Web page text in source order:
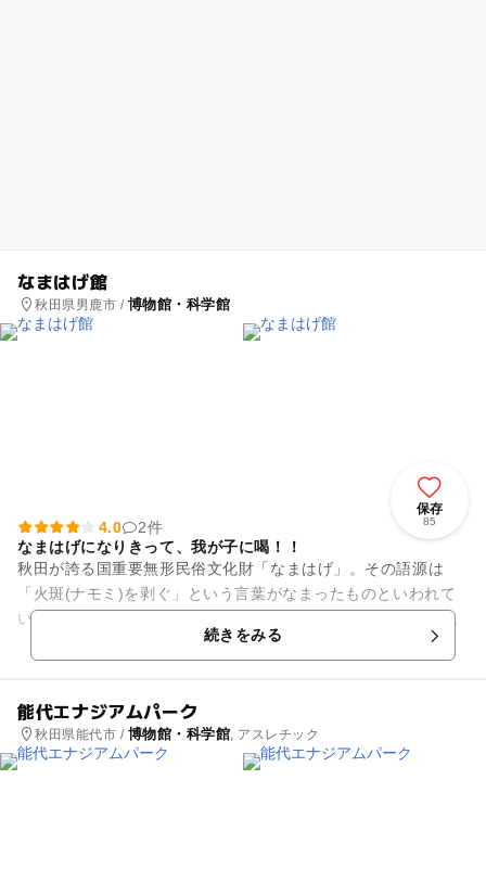
なまはげ館
秋田県男鹿市 / 博物館・科学館
保存
85
4.0
2件
なまはげになりきって、我が子に喝！！
秋田が誇る国重要無形民俗文化財「なまはげ」。その語源は
「火斑(ナモミ)を剥ぐ」という言葉がなまったものといわれて
います。大晦日の晩に男鹿半島のほぼ全域で行われている「な
まはげ」の行事、どれも同じ...続きをみる
能代エナジアムパーク
秋田県能代市 / 博物館・科学館, アスレチック